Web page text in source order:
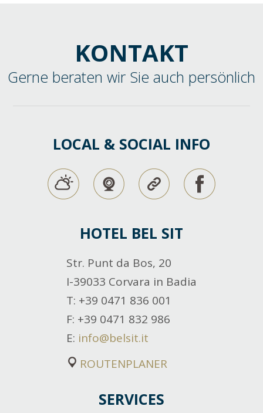
KONTAKT
Gerne beraten wir Sie auch persönlich
LOCAL & SOCIAL INFO
HOTEL BEL SIT
Str. Punt da Bos, 20
I-39033 Corvara in Badia
T: +39 0471 836 001
F: +39 0471 832 986
E: info@belsit.it
ROUTENPLANER
SERVICES